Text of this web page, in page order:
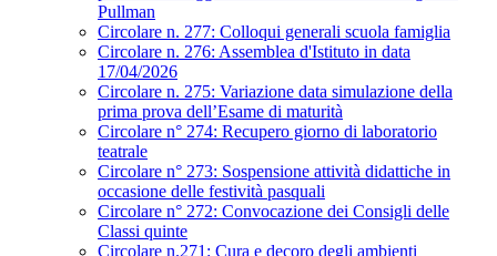
Pullman
Circolare n. 277: Colloqui generali scuola famiglia
Circolare n. 276: Assemblea d'Istituto in data
17/04/2026
Circolare n. 275: Variazione data simulazione della
prima prova dell’Esame di maturità
Circolare n° 274: Recupero giorno di laboratorio
teatrale
Circolare n° 273: Sospensione attività didattiche in
occasione delle festività pasquali
Circolare n° 272: Convocazione dei Consigli delle
Classi quinte
Circolare n.271: Cura e decoro degli ambienti